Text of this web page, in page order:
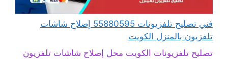
فني تصليح تلفزيونات 55880595 إصلاح شاشات
تلفزيون بالمنزل الكويت
تصليح تلفزيونات الكويت محل إصلاح شاشات تلفزيون